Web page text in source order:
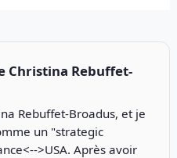
Christina Rebuffet-
Rebuffet-Broadus, et je
un "strategic
>USA. Après avoir